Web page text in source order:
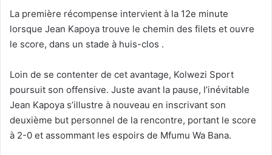
La première récompense intervient à la 12e minute
lorsque Jean Kapoya trouve le chemin des filets et ouvre
le score, dans un stade à huis-clos .
Loin de se contenter de cet avantage, Kolwezi Sport
poursuit son offensive. Juste avant la pause, l’inévitable
Jean Kapoya s’illustre à nouveau en inscrivant son
deuxième but personnel de la rencontre, portant le score
à 2-0 et assommant les espoirs de Mfumu Wa Bana.